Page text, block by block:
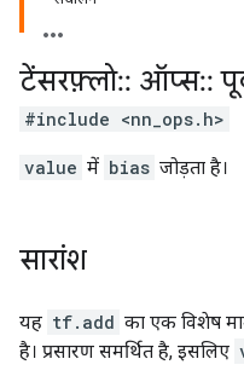
टेंसरफ़्लो:: ऑप्स::
#include <nn_ops.h>
value में bias जोड़ता है।
सारांश
यह tf.add का एक विशेष
है। प्रसारण समर्थित है, इसलिए